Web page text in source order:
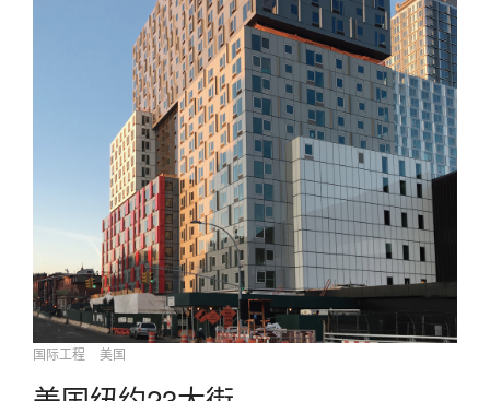
国际工程 美国